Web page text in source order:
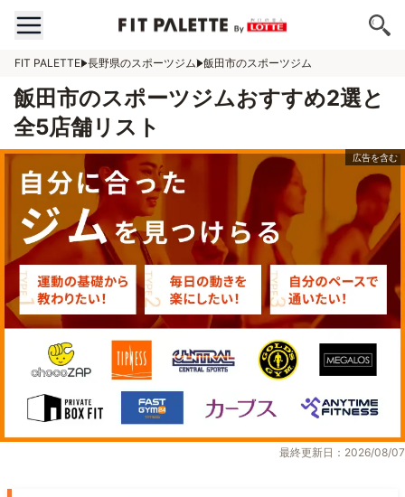
FIT PALETTE 長野県のスポーツジム 飯田市のスポーツジム
飯田市のスポーツジムおすすめ2選と
全5店舗リスト
最終更新日：2026/08/07